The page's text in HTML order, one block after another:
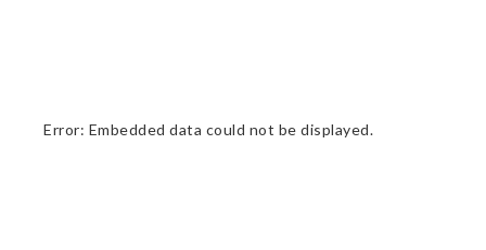
Error: Embedded data could not be displayed.